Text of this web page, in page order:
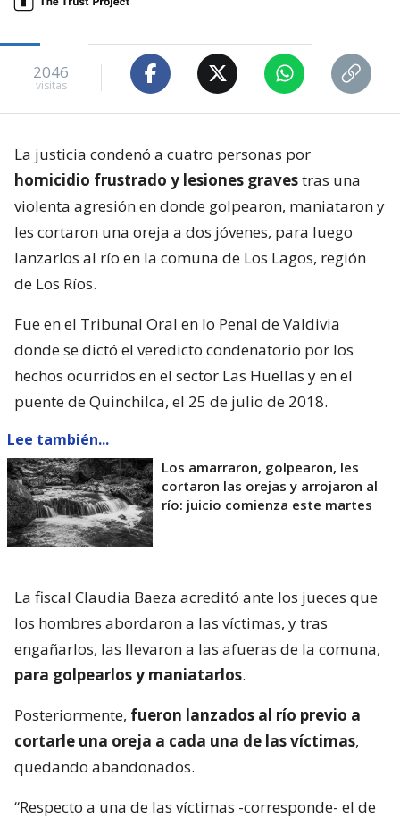
2046
visitas
La justicia condenó a cuatro personas por
homicidio frustrado y lesiones gravestras una
violenta agresión en donde golpearon, maniataron y
les cortaron una oreja a dos jóvenes, para luego
lanzarlos al río en la comuna de Los Lagos, región
de Los Ríos.
Fue en el Tribunal Oral en lo Penal de Valdivia
donde se dictó el veredicto condenatorio por los
hechos ocurridos en el sector Las Huellas y en el
puente de Quinchilca, el 25 de julio de 2018.
Lee también...
Los amarraron, golpearon, les
cortaron las orejas y arrojaron al
río: juicio comienza este martes
La fiscal Claudia Baeza acreditó ante los jueces que
los hombres abordaron a las víctimas, y tras
engañarlos, las llevaron a las afueras de la comuna,
para golpearlos y maniatarlos.
Posteriormente, fueron lanzados al río previo a
cortarle una oreja a cada una de las víctimas,
quedando abandonados.
“Respecto a una de las víctimas -corresponde- el de